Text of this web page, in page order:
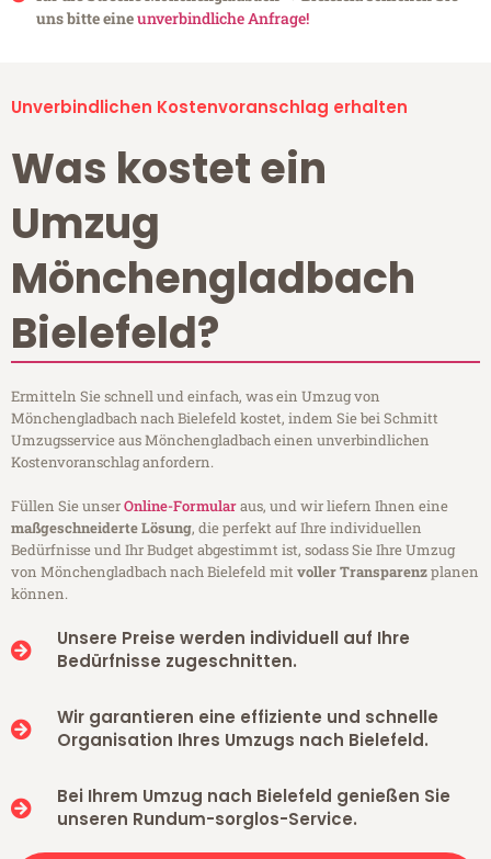
uns bitte eineunverbindliche Anfrage!
Unverbindlichen Kostenvoranschlag erhalten
Was kostet ein
Umzug
Mönchengladbach
Bielefeld?
Ermitteln Sie schnell und einfach, was ein Umzug von
Mönchengladbach nach Bielefeld kostet, indem Sie bei Schmitt
Umzugsservice aus Mönchengladbach einen unverbindlichen
Kostenvoranschlag anfordern.
Füllen Sie unserOnline-Formularaus, und wir liefern Ihnen eine
maßgeschneiderte Lösung, die perfekt auf Ihre individuellen
Bedürfnisse und Ihr Budget abgestimmt ist, sodass Sie Ihre Umzug
von Mönchengladbach nach Bielefeld mitvoller Transparenzplanen
können.
Unsere Preise werden individuell auf Ihre
Bedürfnisse zugeschnitten.
Wir garantieren eine effiziente und schnelle
Organisation Ihres Umzugs nach Bielefeld.
Bei Ihrem Umzug nach Bielefeld genießen Sie
unseren Rundum-sorglos-Service.